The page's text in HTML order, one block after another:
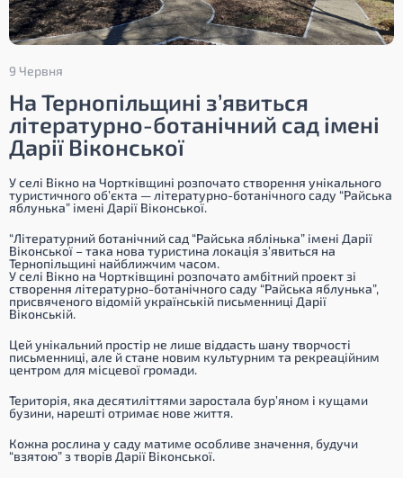
9 Червня
На Тернопільщині з’явиться
літературно-ботанічний сад імені
Дарії Віконської
У селі Вікно на Чортківщині розпочато створення унікального
туристичного об’єкта — літературно-ботанічного саду “Райська
яблунька” імені Дарії Віконської.
“Літературний ботанічний сад “Райська яблінька” імені Дарії
Віконської – така нова туристина локація з’явиться на
Тернопільщині найближчим часом.
У селі Вікно на Чортківщині розпочато амбітний проект зі
створення літературно-ботанічного саду “Райська яблунька”,
присвяченого відомій українській письменниці Дарії
Віконській.
Цей унікальний простір не лише віддасть шану творчості
письменниці, але й стане новим культурним та рекреаційним
центром для місцевої громади.
Територія, яка десятиліттями заростала бур’яном і кущами
бузини, нарешті отримає нове життя.
Кожна рослина у саду матиме особливе значення, будучи
“взятою” з творів Дарії Віконської.